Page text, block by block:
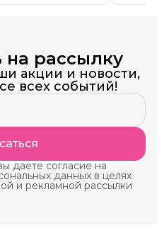
рассылку
акции и новости,
всех событий!
даете согласие на
данных в целях
и рекламной рассылки